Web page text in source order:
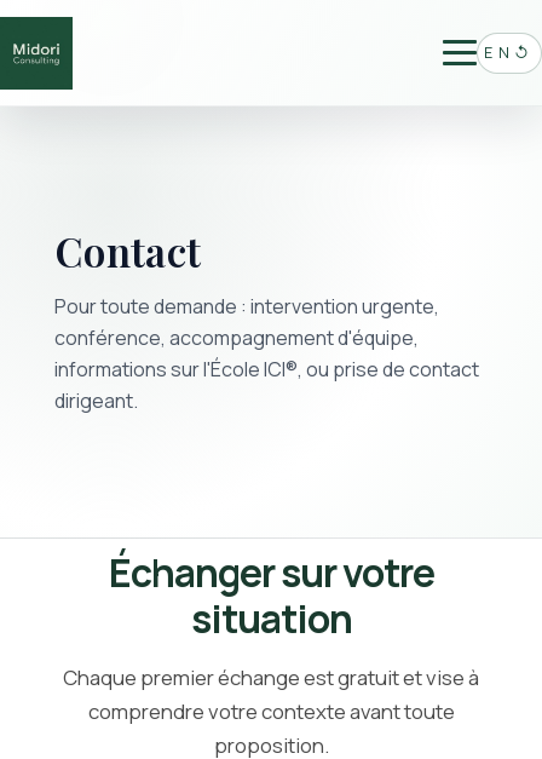
EN ↺
Contact
Pour toute demande : intervention urgente,
conférence, accompagnement d'équipe,
informations sur l'École ICI®, ou prise de contact
dirigeant.
Échanger sur votre
situation
Chaque premier échange est gratuit et vise à
comprendre votre contexte avant toute
proposition.